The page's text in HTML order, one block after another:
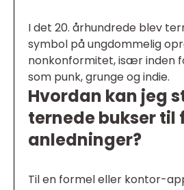
I det 20. århundrede blev
symbol på ungdommelig
nonkonformitet, især inden
som punk, grunge og indie.
Hvordan kan jeg
ternede bukser til
anledninger?
Til en formel eller kontor-